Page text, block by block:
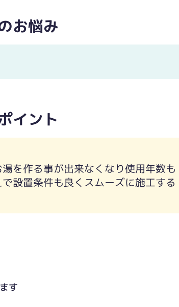
お悩み
イント
を作る事が出来なくなり使用年数も
設置条件も良くスムーズに施工する
す